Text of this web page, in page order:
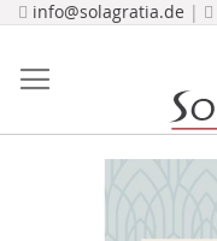
Direkt
info@solagratia.de |